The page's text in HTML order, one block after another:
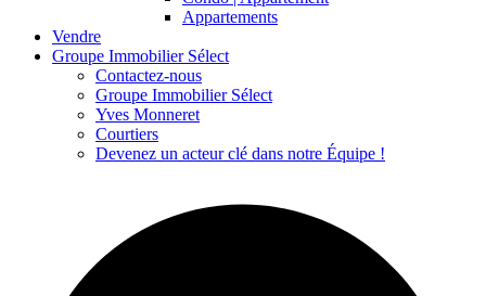
Appartements
Vendre
Groupe Immobilier Sélect
Contactez-nous
Groupe Immobilier Sélect
Yves Monneret
Courtiers
Devenez un acteur clé dans notre Équipe !